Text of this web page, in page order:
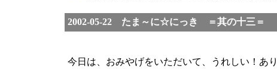
2002-05-22 たま～に☆にっき ＝其の十三＝
今日は、おみやげをいただいて、うれしい！あ